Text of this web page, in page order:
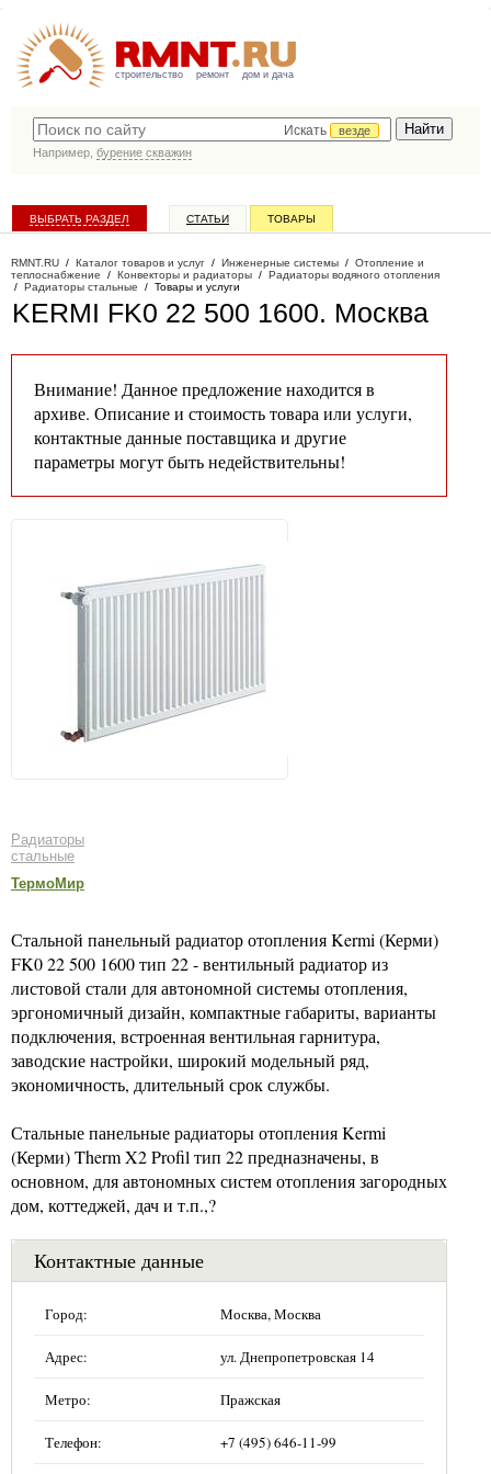
строительство ремонт дом и дача
Искать
везде
Например, бурение скважин
ВЫБРАТЬ РАЗДЕЛ СТАТЬИ ТОВАРЫ
RMNT.RU / Каталог товаров и услуг / Инженерные системы / Отопление и
теплоснабжение / Конвекторы и радиаторы / Радиаторы водяного отопления
/ Радиаторы стальные / Товары и услуги
KERMI FK0 22 500 1600. Москва
Внимание! Данное предложение находится в
архиве. Описание и стоимость товара или услуги,
контактные данные поставщика и другие
параметры могут быть недействительны!
Радиаторы
стальные
ТермоМир
Стальной панельный радиатор отопления Kermi (Керми)
FK0 22 500 1600 тип 22 - вентильный радиатор из
листовой стали для автономной системы отопления,
эргономичный дизайн, компактные габариты, варианты
подключения, встроенная вентильная гарнитура,
заводские настройки, широкий модельный ряд,
экономичность, длительный срок службы.
Стальные панельные радиаторы отопления Kermi
(Керми) Therm X2 Profil тип 22 предназначены, в
основном, для автономных систем отопления загородных
дом, коттеджей, дач и т.п.,?
Контактные данные
Город: Москва, Москва
Адрес: ул. Днепропетровская 14
Метро: Пражская
Телефон: +7 (495) 646-11-99